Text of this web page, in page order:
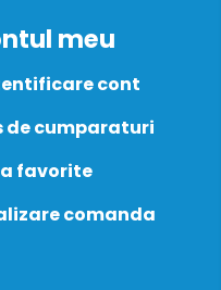
meu
cont
de cumparaturi
favorite
comanda